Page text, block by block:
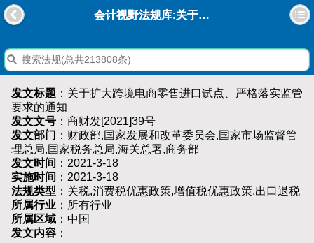
会计视野法规库:关于扩大跨境电商零售进口试点、严格落实监管要求的通知
发文标题 ：关于扩大跨境电商零售进口试点、严格落实监管
要求的通知
发文文号 ：商财发[2021]39号
发文部门 ：财政部,国家发展和改革委员会,国家市场监督管
理总局,国家税务总局,海关总署,商务部
发文时间 ：2021-3-18
实施时间 ：2021-3-18
法规类型 ：关税,消费税优惠政策,增值税优惠政策,出口退税
所属行业 ：所有行业
所属区域 ：中国
发文内容 ：